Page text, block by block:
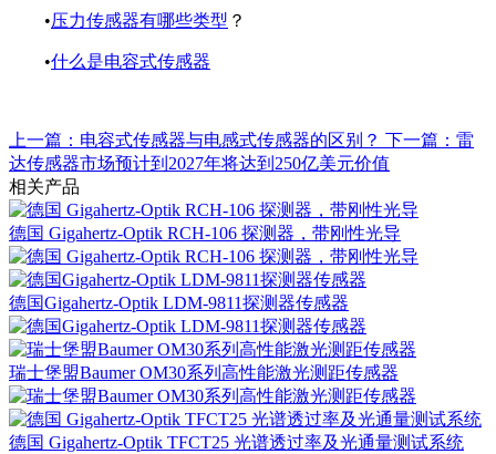
•压力传感器有哪些类型 ？
•什么是电容式传感器
上一篇：电容式传感器与电感式传感器的区别？ 下一篇：雷
达传感器市场预计到2027年将达到250亿美元价值
相关产品
德国 Gigahertz-Optik RCH-106 探测器，带刚性光导
德国Gigahertz-Optik LDM-9811探测器传感器
瑞士堡盟Baumer OM30系列高性能激光测距传感器
德国 Gigahertz-Optik TFCT25 光谱透过率及光通量测试系统